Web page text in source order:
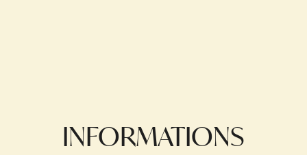
INFORMATIONS